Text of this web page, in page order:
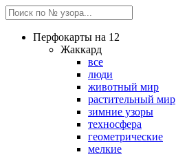
Перфокарты на 12
Жаккард
все
люди
животный мир
растительный мир
зимние узоры
техносфера
геометрические
мелкие